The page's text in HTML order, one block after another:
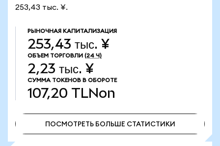
253,43 тыс. ¥.
РЫНОЧНАЯ КАПИТАЛИЗАЦИЯ
253,43 тыс. ¥
ОБЪЕМ ТОРГОВЛИ (24 Ч)
2,23 тыс. ¥
СУММА ТОКЕНОВ В ОБОРОТЕ
107,20 TLNon
ПОСМОТРЕТЬ БОЛЬШЕ СТАТИСТИКИ